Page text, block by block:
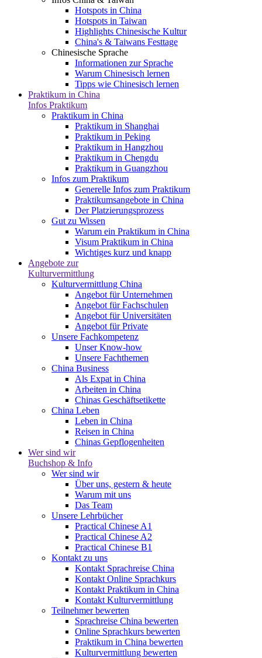
Hotspots in China
Hotspots in Taiwan
Highlights Chinesische Kultur
China's & Taiwans Festtage
Chinesische Sprache
Informationen zur Sprache
Warum Chinesisch lernen
Tipps wie Chinesisch lernen
Praktikum in China
Infos Praktikum
Praktikum in China
Praktikum in Shanghai
Praktikum in Peking
Praktikum in Hangzhou
Praktikum in Chengdu
Praktikum in Guangzhou
Infos zum Praktikum
Generelle Infos zum Praktikum
Praktikumsangebote in China
Der Platzierungsprozess
Gut zu Wissen
Warum ein Praktikum in China
Visum Praktikum in China
Wichtiges kurz und knapp
Angebote zur
Kulturvermittlung
Kulturvermittlung China
Angebot für Unternehmen
Angebot für Fachschulen
Angebot für Universitäten
Angebot für Private
Unsere Fachkompetenz
Unser Know-how
Unsere Fachthemen
China Business
Als Expat in China
Arbeiten in China
Chinas Geschäftsetikette
China Leben
Leben in China
Reisen in China
Chinas Gepflogenheiten
Wer sind wir
Buchshop & Info
Wer sind wir
Über uns, gestern & heute
Warum mit uns
Das Team
Unsere Lehrbücher
Practical Chinese A1
Practical Chinese A2
Practical Chinese B1
Kontakt zu uns
Kontakt Sprachreise China
Kontakt Online Sprachkurs
Kontakt Praktikum in China
Kontakt Kulturvermittlung
Teilnehmer bewerten
Sprachreise China bewerten
Online Sprachkurs bewerten
Praktikum in China bewerten
Kulturvermittlung bewerten